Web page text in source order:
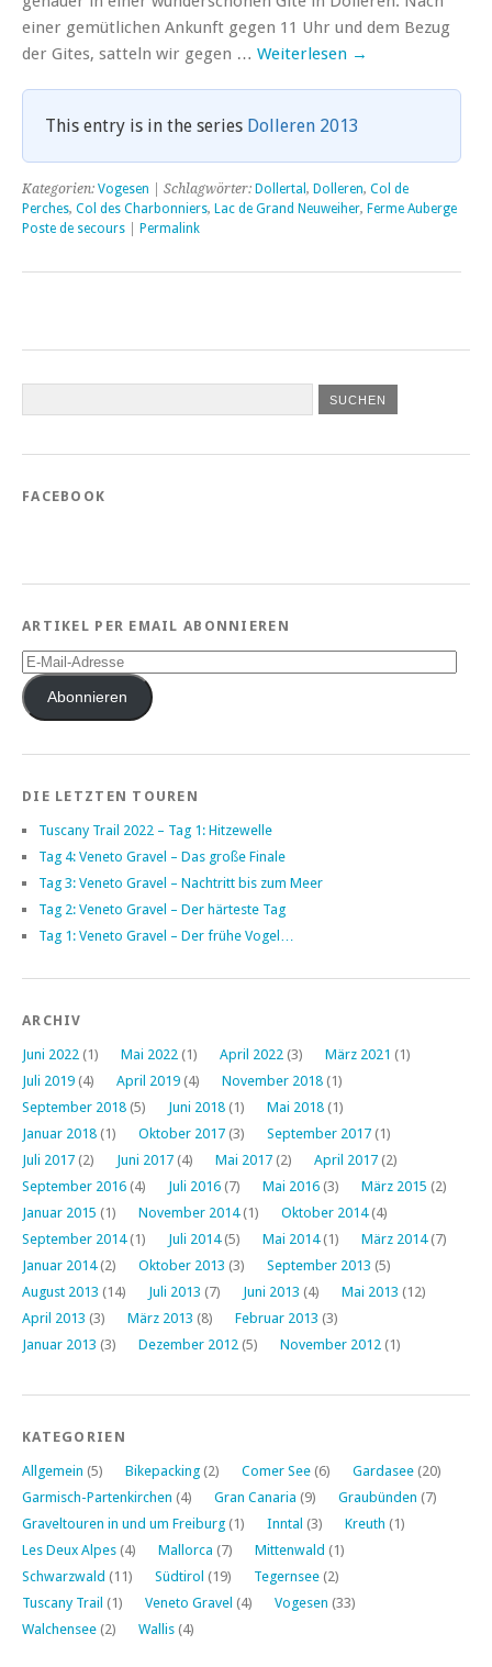
einer gemütlichen Ankunft gegen 11 Uhr und dem Bezug
der Gites, satteln wir gegen … Weiterlesen →
This entry is in the series Dolleren 2013
Kategorien: Vogesen | Schlagwörter: Dollertal , Dolleren, Col de
Perches, Col des Charbonniers, Lac de Grand Neuweiher, Ferme Auberge
Poste de secours
Permalink
FACEBOOK
ARTIKEL PER EMAIL ABONNIEREN
E-
Mail-
AdresseAbonnieren
DIE LETZTEN TOUREN
Tuscany Trail 2022 – Tag 1: Hitzewelle
Tag 4: Veneto Gravel – Das große Finale
Tag 3: Veneto Gravel – Nachtritt bis zum Meer
Tag 2: Veneto Gravel – Der härteste Tag
Tag 1: Veneto Gravel – Der frühe Vogel…
ARCHIV
Juni 2022 (1) Mai 2022 (1) April 2022 (3) März 2021 (1)
Juli 2019 (4) April 2019 (4) November 2018 (1)
September 2018 (5) Juni 2018 (1) Mai 2018 (1)
Januar 2018 (1) Oktober 2017 (3) September 2017 (1)
Juli 2017 (2) Juni 2017 (4) Mai 2017 (2) April 2017 (2)
September 2016 (4) Juli 2016 (7) Mai 2016 (3) März 2015 (2)
Januar 2015 (1) November 2014(1) Oktober 2014(4)
September 2014(1) Juli 2014(5) Mai 2014(1) März 2014(7)
Januar 2014(2) Oktober 2013 (3) September 2013 (5)
August 2013 (14) Juli 2013 (7) Juni 2013 (4) Mai 2013 (12)
April 2013 (3) März 2013 (8) Februar 2013 (3)
Januar 2013 (3) Dezember 2012 (5) November 2012 (1)
KATEGORIEN
Allgemein (5) Bikepacking (2) Comer See (6) Gardasee (20)
Garmisch-Partenkirchen (4) Gran Canaria (9) Graubünden (7)
Graveltouren in und um Freiburg (1) Inntal (3) Kreuth (1)
Les Deux Alpes (4) Mallorca (7) Mittenwald (1)
Schwarzwald (11) Südtirol (19) Tegernsee (2)
Tuscany Trail (1) Veneto Gravel (4) Vogesen (33)
Walchensee (2) Wallis (4)